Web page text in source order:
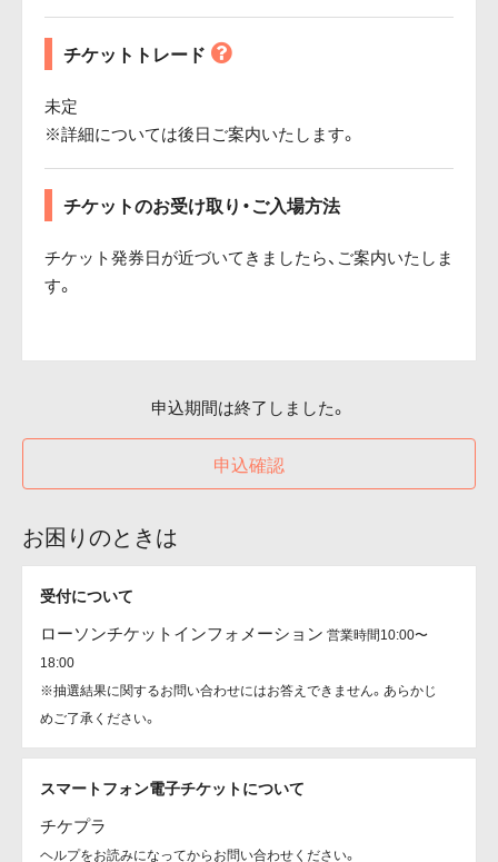
チケットトレード
未定
※詳細については後日ご案内いたします。
チケットのお受け取り・ご入場方法
チケット発券日が近づいてきましたら、ご案内いたしま
す。
申込期間は終了しました。
申込確認
お困りのときは
受付について
ローソンチケットインフォメーション営業時間10:00〜
18:00
※抽選結果に関するお問い合わせにはお答えできません。あらかじ
めご了承ください。
スマートフォン電子チケットについて
チケプラ
ヘルプをお読みになってからお問い合わせください。